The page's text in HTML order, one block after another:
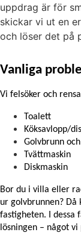
uppdrag är för
skickar vi ut en
och löser det på
Vanliga
Vi felsöker och
Toalett
Köksavlopp/
Golvbrunn
Tvättmaskin
Diskmaskin
Bor du i villa eller
ur golvbrunnen?
fastigheten. I dessa
lösningen – något